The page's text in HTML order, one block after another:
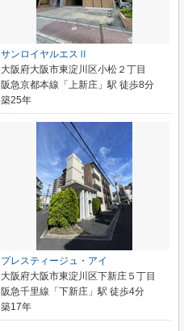
サンロイヤルエスⅡ
大阪府大阪市東淀川区小松２丁目
阪急京都本線「上新庄」駅 徒歩8分
築25年
プレスティージュ・アイ
大阪府大阪市東淀川区下新庄５丁目
阪急千里線「下新庄」駅 徒歩4分
築17年